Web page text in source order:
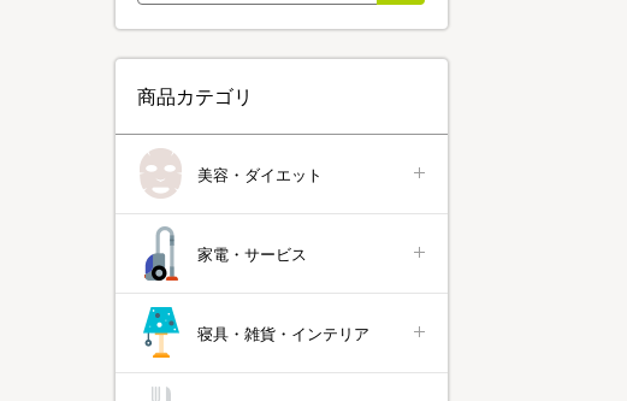
商品カテゴリ
美容・ダイエット
家電・サービス
寝具・雑貨・インテリア